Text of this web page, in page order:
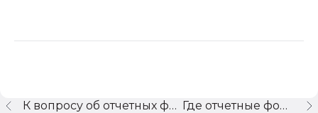
Где отчетные формы?
К вопросу об отчетных формах.